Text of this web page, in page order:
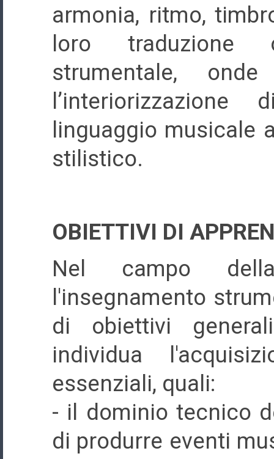
armonia, ritmo,
loro traduzione
strumentale,
linguaggio musicale
stilistico.
OBIETTIVI DI
Nel campo
l'insegnamento
di obiettivi
individua
essenziali, quali:
- il dominio tecnico
di produrre eventi